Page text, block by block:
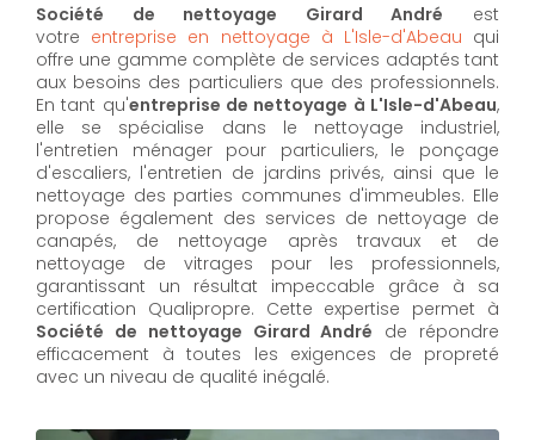
Société de nettoyage Girard André est
votre entreprise en nettoyage à L'Isle-d'Abeau qui
offre une gamme complète de services adaptés tant
aux besoins des particuliers que des professionnels.
En tant qu'entreprise de nettoyage à L'Isle-d'Abeau,
elle se spécialise dans le nettoyage industriel,
l'entretien ménager pour particuliers, le ponçage
d'escaliers, l'entretien de jardins privés, ainsi que le
nettoyage des parties communes d'immeubles. Elle
propose également des services de nettoyage de
canapés, de nettoyage après travaux et de
nettoyage de vitrages pour les professionnels,
garantissant un résultat impeccable grâce à sa
certification Qualipropre. Cette expertise permet à
Société de nettoyage Girard André de répondre
efficacement à toutes les exigences de propreté
avec un niveau de qualité inégalé.